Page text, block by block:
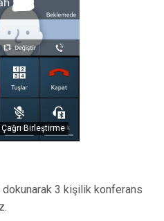
Birleştirme
3 kişilik konferans